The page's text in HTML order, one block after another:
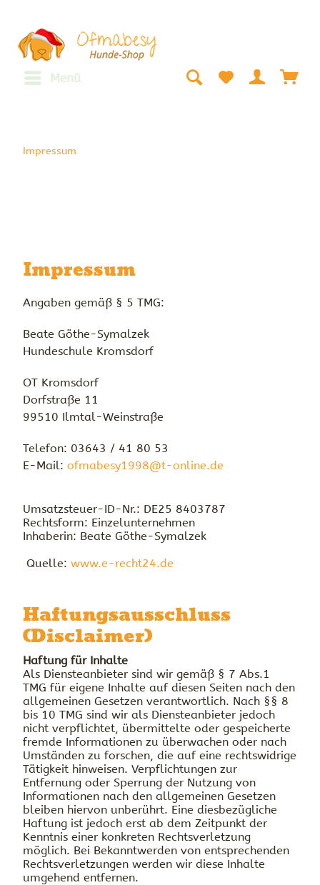
Menü
Impressum
Impressum
Angaben gemäß § 5 TMG:
Beate Göthe-Symalzek
Hundeschule Kromsdorf
OT Kromsdorf
Dorfstraße 11
99510 Ilmtal-Weinstraße
Telefon: 03643 / 41 80 53
E-Mail:ofmabesy1998@t-online.de
Umsatzsteuer-ID-Nr.: DE25 8403787
Rechtsform: Einzelunternehmen
Inhaberin: Beate Göthe-Symalzek
Quelle:www.e-recht24.de
Haftungsausschluss
(Disclaimer)
Haftung für Inhalte
Als Diensteanbieter sind wir gemäß § 7 Abs.1
TMG für eigene Inhalte auf diesen Seiten nach den
allgemeinen Gesetzen verantwortlich. Nach §§ 8
bis 10 TMG sind wir als Diensteanbieter jedoch
nicht verpflichtet, übermittelte oder gespeicherte
fremde Informationen zu überwachen oder nach
Umständen zu forschen, die auf eine rechtswidrige
Tätigkeit hinweisen. Verpflichtungen zur
Entfernung oder Sperrung der Nutzung von
Informationen nach den allgemeinen Gesetzen
bleiben hiervon unberührt. Eine diesbezügliche
Haftung ist jedoch erst ab dem Zeitpunkt der
Kenntnis einer konkreten Rechtsverletzung
möglich. Bei Bekanntwerden von entsprechenden
Rechtsverletzungen werden wir diese Inhalte
umgehend entfernen.